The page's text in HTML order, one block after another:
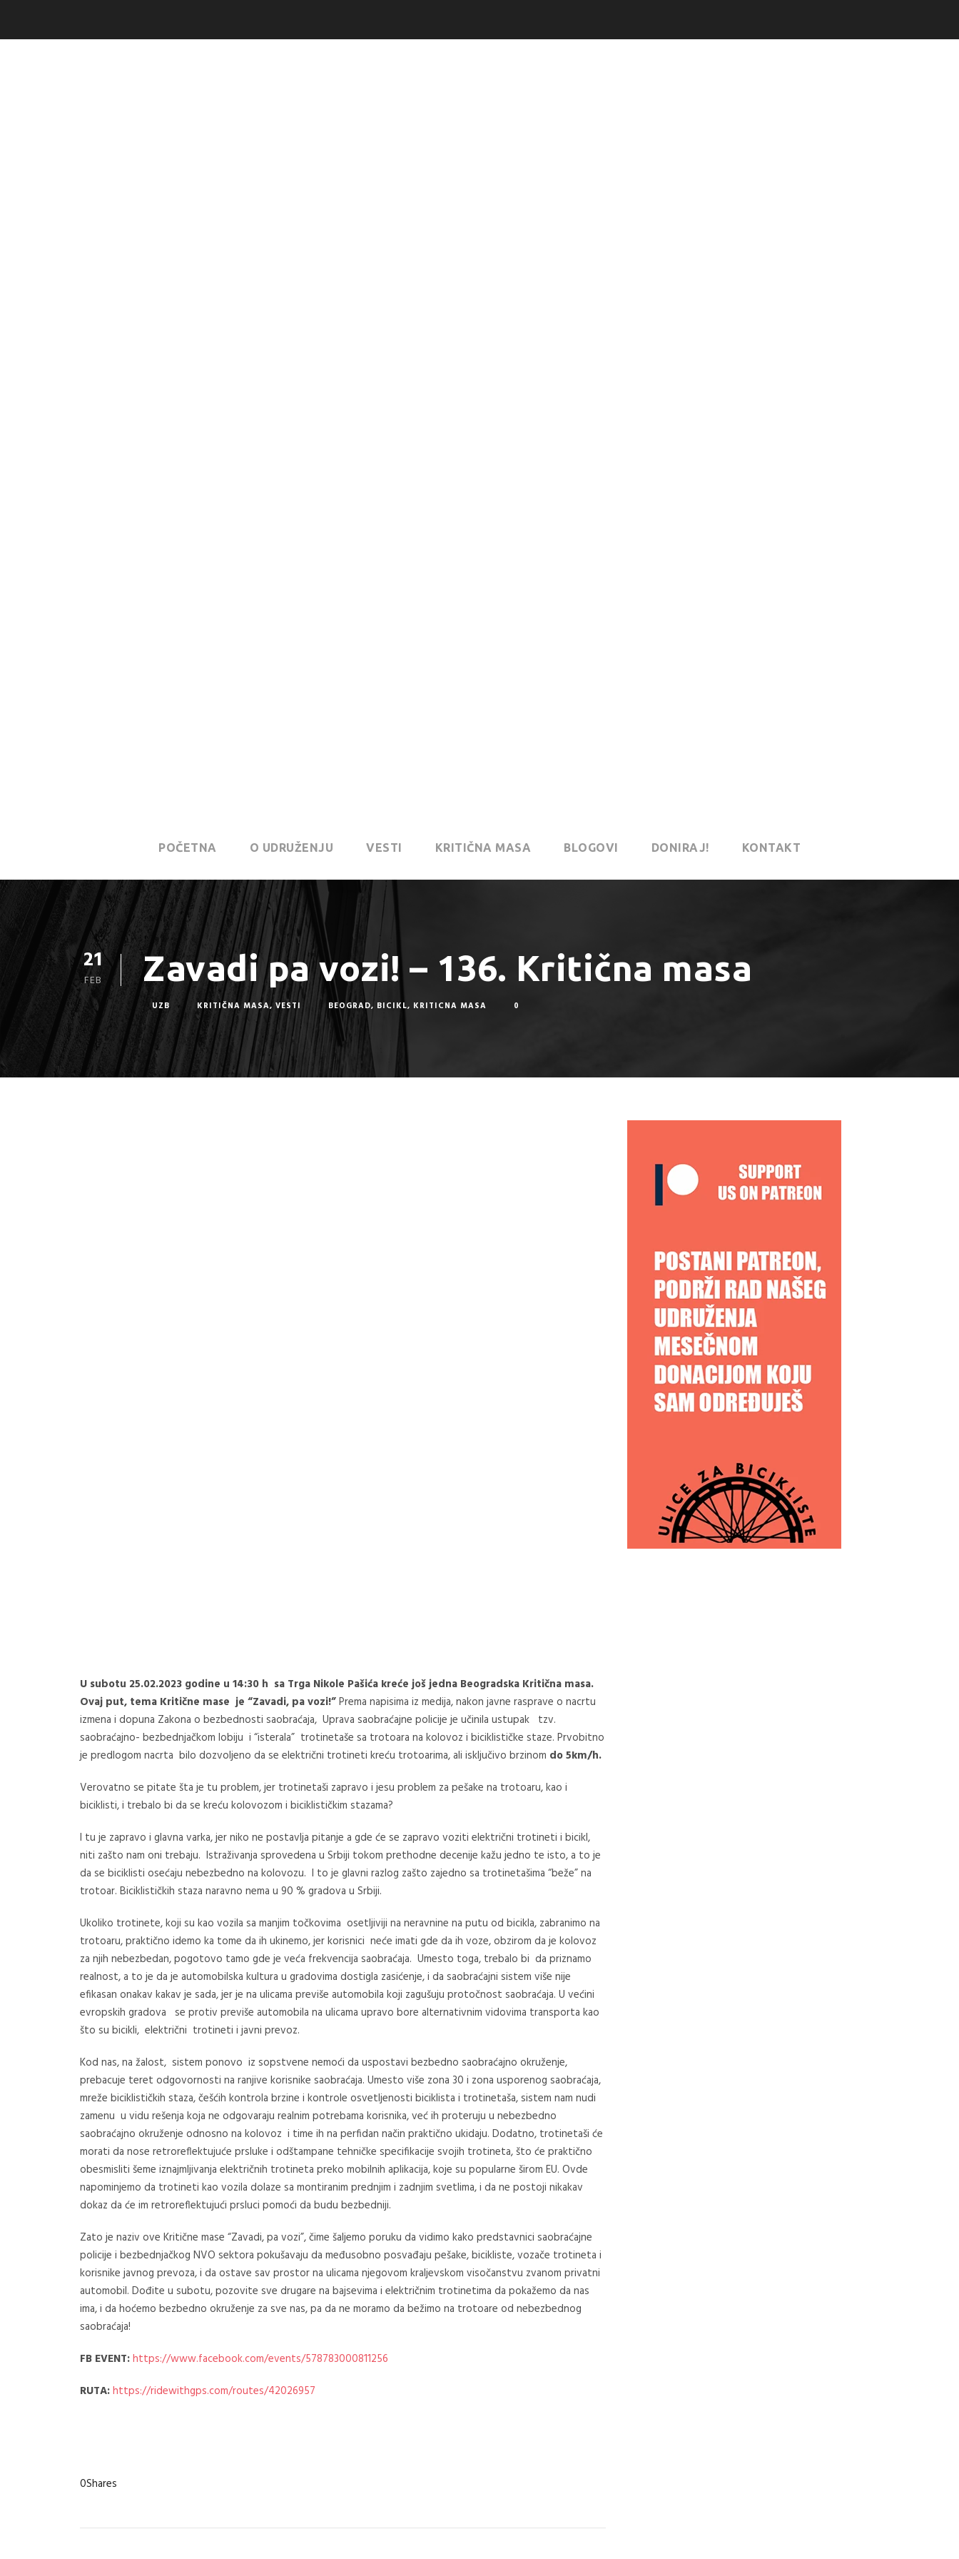
POČETNA O UDRUŽENJU VESTI KRITIČNA MASA BLOGOVI DONIRAJ! KONTAKT
21
FEB Zavadi pa vozi! – 136. Kritična masa
UZB KRITIČNA MASA, VESTI BEOGRAD, BICIKL, KRITICNA MASA 0
U subotu 25.02.2023 godine u 14:30 h sa Trga Nikole Pašića kreće još jedna Beogradska Kritična masa.
Ovaj put, tema Kritične mase je “Zavadi, pa vozi!”Prema napisima iz medija, nakon javne rasprave o nacrtu
izmena i dopuna Zakona o bezbednosti saobraćaja, Uprava saobraćajne policije je učinila ustupak tzv.
saobraćajno- bezbednjačkom lobiju i “isterala” trotinetaše sa trotoara na kolovoz i biciklističke staze. Prvobitno
je predlogom nacrta bilo dozvoljeno da se električni trotineti kreću trotoarima, ali isključivo brzinom do 5km/h.
Verovatno se pitate šta je tu problem, jer trotinetaši zapravo i jesu problem za pešake na trotoaru, kao i
biciklisti, i trebalo bi da se kreću kolovozom i biciklističkim stazama?
I tu je zapravo i glavna varka, jer niko ne postavlja pitanje a gde će se zapravo voziti električni trotineti i bicikl,
niti zašto nam oni trebaju. Istraživanja sprovedena u Srbiji tokom prethodne decenije kažu jedno te isto, a to je
da se biciklisti osećaju nebezbedno na kolovozu. I to je glavni razlog zašto zajedno sa trotinetašima “beže” na
trotoar. Biciklističkih staza naravno nema u 90 % gradova u Srbiji.
Ukoliko trotinete, koji su kao vozila sa manjim točkovima osetljiviji na neravnine na putu od bicikla, zabranimo na
trotoaru, praktično idemo ka tome da ih ukinemo, jer korisnici neće imati gde da ih voze, obzirom da je kolovoz
za njih nebezbedan, pogotovo tamo gde je veća frekvencija saobraćaja. Umesto toga, trebalo bi da priznamo
realnost, a to je da je automobilska kultura u gradovima dostigla zasićenje, i da saobraćajni sistem više nije
efikasan onakav kakav je sada, jer je na ulicama previše automobila koji zagušuju protočnost saobraćaja. U većini
evropskih gradova se protiv previše automobila na ulicama upravo bore alternativnim vidovima transporta kao
što su bicikli, električni trotineti i javni prevoz.
Kod nas, na žalost, sistem ponovo iz sopstvene nemoći da uspostavi bezbedno saobraćajno okruženje,
prebacuje teret odgovornosti na ranjive korisnike saobraćaja. Umesto više zona 30 i zona usporenog saobraćaja,
mreže biciklističkih staza, češćih kontrola brzine i kontrole osvetljenosti biciklista i trotinetaša, sistem nam nudi
zamenu u vidu rešenja koja ne odgovaraju realnim potrebama korisnika, već ih proteruju u nebezbedno
saobraćajno okruženje odnosno na kolovoz i time ih na perfidan način praktično ukidaju. Dodatno, trotinetaši će
morati da nose retroreflektujuće prsluke i odštampane tehničke specifikacije svojih trotineta, što će praktično
obesmisliti šeme iznajmljivanja električnih trotineta preko mobilnih aplikacija, koje su popularne širom EU. Ovde
napominjemo da trotineti kao vozila dolaze sa montiranim prednjim i zadnjim svetlima, i da ne postoji nikakav
dokaz da će im retroreflektujući prsluci pomoći da budu bezbedniji.
Zato je naziv ove Kritične mase “Zavadi, pa vozi”, čime šaljemo poruku da vidimo kako predstavnici saobraćajne
policije i bezbednjačkog NVO sektora pokušavaju da međusobno posvađaju pešake, bicikliste, vozače trotineta i
korisnike javnog prevoza, i da ostave sav prostor na ulicama njegovom kraljevskom visočanstvu zvanom privatni
automobil. Dođite u subotu, pozovite sve drugare na bajsevima i električnim trotinetima da pokažemo da nas
ima, i da hoćemo bezbedno okruženje za sve nas, pa da ne moramo da bežimo na trotoare od nebezbednog
saobraćaja!
FB EVENT:https://www.facebook.com/events/578783000811256
RUTA:https://ridewithgps.com/routes/42026957
0Shares